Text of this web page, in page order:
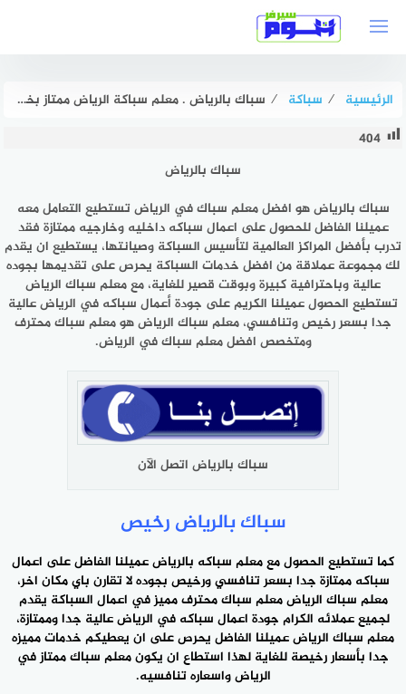
الرئيسية ⁄ سباكة ⁄ سباك بالرياض . معلم سباكة الرياض ممتاز بخصم 51% هوم سيرفر
404
سباك بالرياض
سباك بالرياضهو افضل معلم سباك في الرياض تستطيع التعامل معه
عميلنا الفاضل للحصول على اعمال سباكه داخليه وخارجيه ممتازة فقد
تدرب بأفضل المراكز العالمية لتأسيس السباكة وصيانتها، يستطيع ان يقدم
لك مجموعة عملاقة من افضل خدمات السباكة يحرص على تقديمها بجوده
عالية وباحترافية كبيرة وبوقت قصير للغاية، مع معلم سباك الرياض
تستطيع الحصول عميلنا الكريم على جودة أعمال سباكه في الرياض عالية
جدا بسعر رخيص وتنافسي، معلم سباك الرياض هو معلم سباك محترف
ومتخصص افضل معلم سباك في الرياض.
سباك بالرياض اتصل الآن
سباك بالرياض رخيص
كما تستطيع الحصول مع معلم سباكه بالرياض عميلنا الفاضل على اعمال
سباكه ممتازة جدا بسعر تنافسي ورخيص بجوده لا تقارن باي مكان اخر،
معلم سباك الرياض معلم سباك محترف مميز في اعمال السباكة يقدم
لجميع عملائه الكرام جودة اعمال سباكه في الرياض عالية جدا وممتازة،
معلم سباك الرياض عميلنا الفاضل يحرص على ان يعطيكم خدمات مميزه
جدا بأسعار رخيصة للغاية لهذا استطاع ان يكونمعلم سباك ممتازفي
الرياض واسعاره تنافسيه.